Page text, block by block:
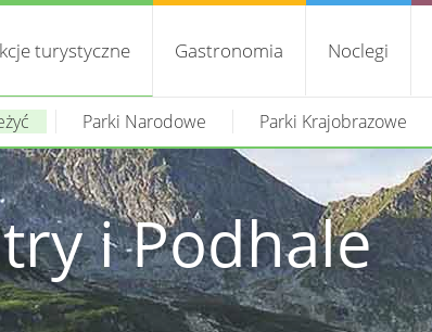
turystyczne
Parki Narodowe Parki Krajobrazowe
Gastronomia Noclegi
i Podhale